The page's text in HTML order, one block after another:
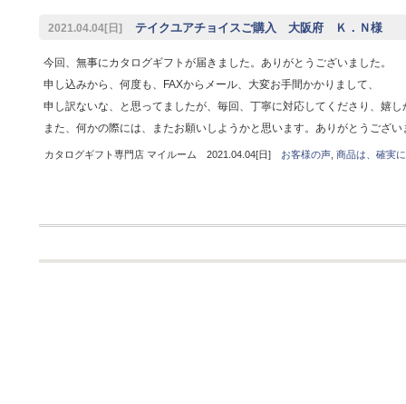
2021.04.04[日] テイクユアチョイスご購入 大阪府 Ｋ．Ｎ様
今回、無事にカタログギフトが届きました。ありがとうございました。
申し込みから、何度も、FAXからメール、大変お手間かかりまして、
申し訳ないな、と思ってましたが、毎回、丁寧に対応してくださり、嬉
また、何かの際には、またお願いしようかと思います。ありがとうござい
カタログギフト専門店 マイルーム 2021.04.04[日] お客様の声, 商品は、確実